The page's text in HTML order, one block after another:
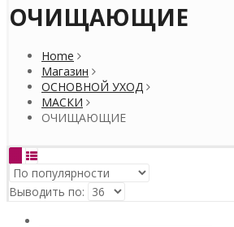
ОЧИЩАЮЩИЕ
Home
Магазин
ОСНОВНОЙ УХОД
МАСКИ
ОЧИЩАЮЩИЕ
Выводить по: